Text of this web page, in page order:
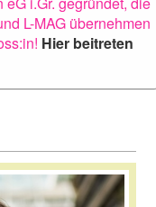
L-MAG übernehmen
Hier beitreten